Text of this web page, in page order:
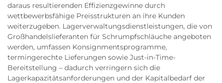
daraus resultierenden Effizienzgewinne durch
wettbewerbsfähige Preisstrukturen an ihre Kunden
weiterzugeben. Lagerverwaltungsdienstleistungen, die von
Großhandelslieferanten für Schrumpfschläuche angeboten
werden, umfassen Konsignmentsprogramme,
termingerechte Lieferungen sowie Just-in-Time-
Bereitstellung – dadurch verringern sich die
Lagerkapazitätsanforderungen und der Kapitalbedarf der